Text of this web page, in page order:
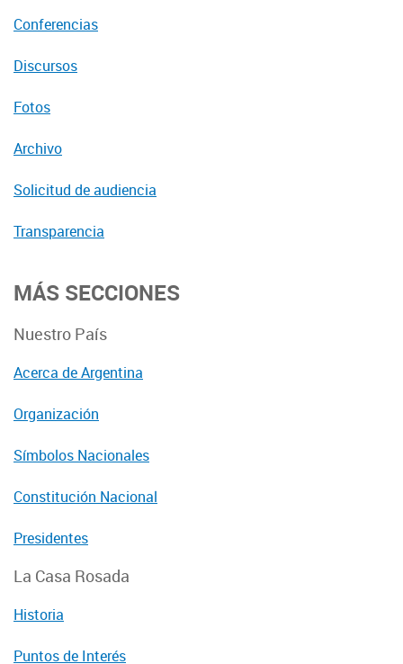
Conferencias
Discursos
Fotos
Archivo
Solicitud de audiencia
Transparencia
MÁS SECCIONES
Nuestro País
Acerca de Argentina
Organización
Símbolos Nacionales
Constitución Nacional
Presidentes
La Casa Rosada
Historia
Puntos de Interés